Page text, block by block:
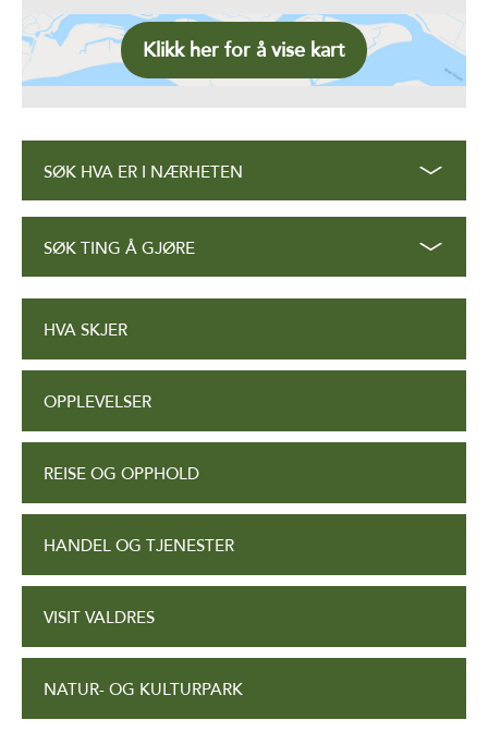
Klikk her for å vise kart
SØK HVA ER I NÆRHETEN
SØK TING Å GJØRE
HVA SKJER
OPPLEVELSER
REISE OG OPPHOLD
HANDEL OG TJENESTER
VISIT VALDRES
NATUR- OG KULTURPARK